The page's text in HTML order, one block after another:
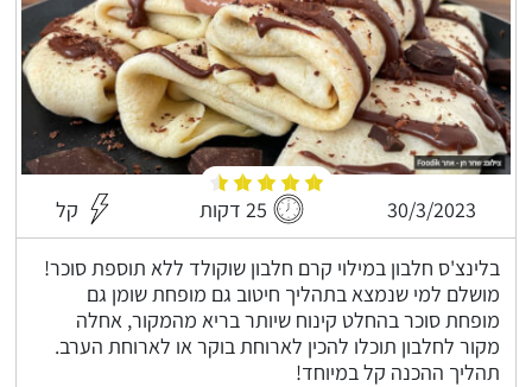
30/3/2023 25 דקות קל
בלינצ'ס חלבון במילוי קרם חלבון שוקולד ללא תוספת סוכר!
מושלם למי שנמצא בתהליך חיטוב גם מופחת שומן גם
מופחת סוכר בהחלט קינוח שיותר בריא מהמקור, אחלה
מקור לחלבון תוכלו להכין לארוחת בוקר או לארוחת הערב.
תהליך ההכנה קל במיוחד!